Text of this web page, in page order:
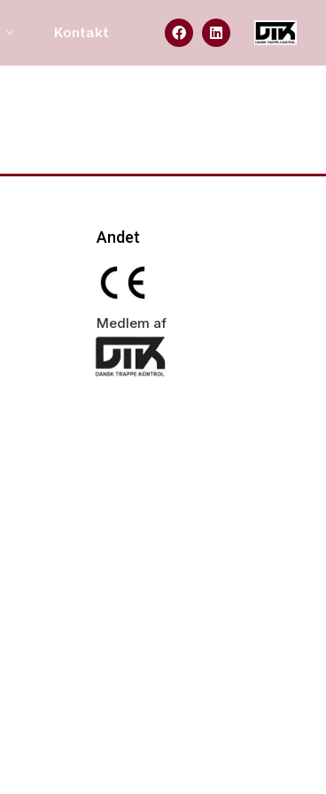
Kontakt
Andet
Medlem af